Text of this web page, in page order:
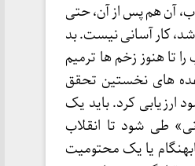
آن هم پس از آن، حتی
باشد، کار آسانی نیست. بد
تا هنوز زخم ها ترمیم
های نخستین تحقق
ارزیابی کرد. باید یک
طی شود تا انقلاب
یا یک محتومیت